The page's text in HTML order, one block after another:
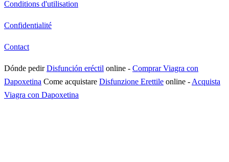
Conditions d'utilisation
Confidentialité
Contact
Dónde pedirDisfunción eréctil online - Comprar Viagra con
Dapoxetina Come acquistare Disfunzione Erettile online - Acquista
Viagra con Dapoxetina